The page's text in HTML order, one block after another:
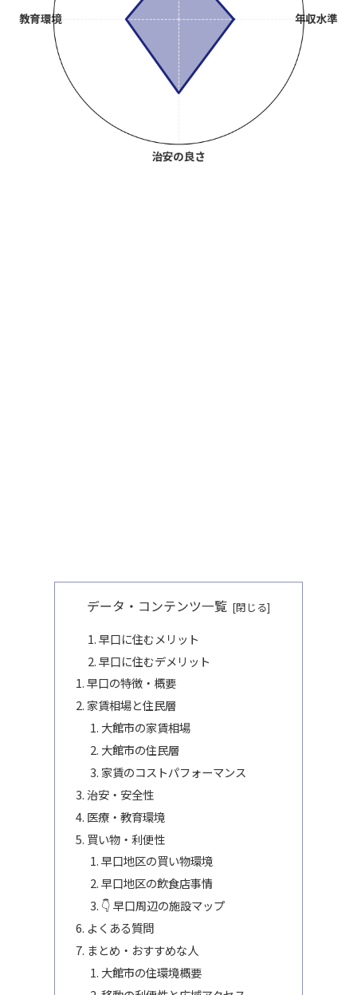
データ・コンテンツ一覧
早口に住むメリット
早口に住むデメリット
早口の特徴・概要
家賃相場と住民層
大館市の家賃相場
大館市の住民層
家賃のコストパフォーマンス
治安・安全性
医療・教育環境
買い物・利便性
早口地区の買い物環境
早口地区の飲食店事情
👇 早口周辺の施設マップ
よくある質問
まとめ・おすすめな人
大館市の住環境概要